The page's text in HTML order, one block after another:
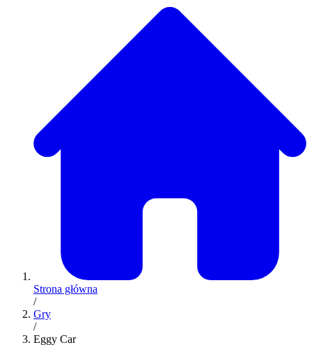
Strona główna
/
Gry
/
Eggy Car